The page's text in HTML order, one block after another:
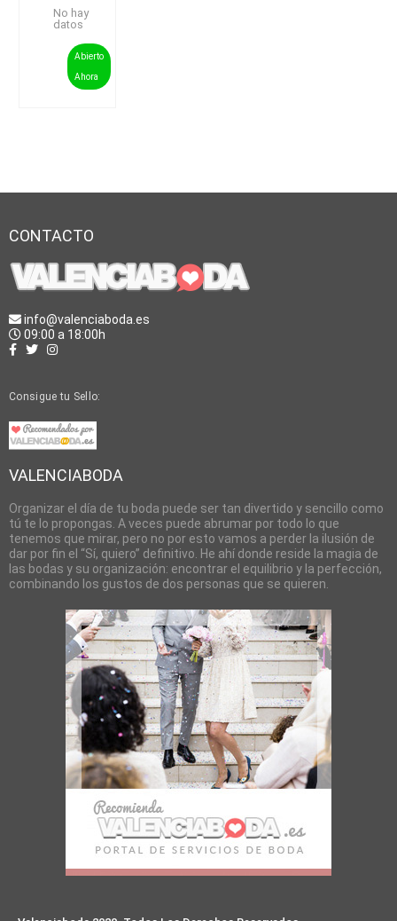
No hay
datos
Abierto
Ahora
CONTACTO
info@valenciaboda.es
09:00 a 18:00h
Consigue tu Sello:
VALENCIABODA
Organizar el día de tu boda puede ser tan divertido y sencillo como
tú te lo propongas. A veces puede abrumar por todo lo que
tenemos que mirar, pero no por esto vamos a perder la ilusión de
dar por fin el “Sí, quiero” definitivo. He ahí donde reside la magia de
las bodas y su organización: encontrar el equilibrio y la perfección,
combinando los gustos de dos personas que se quieren.